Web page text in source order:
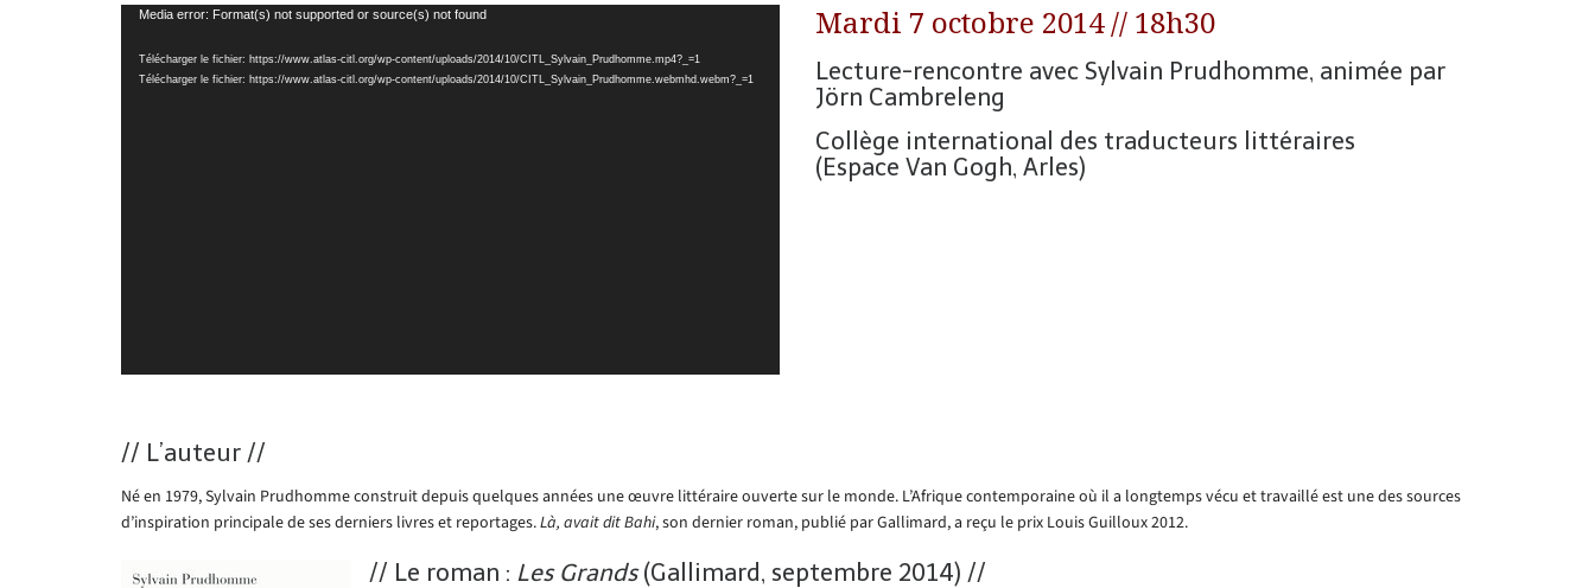
Lecteur
Media error: Format(s) not supported or source(s) not found
Télécharger le fichier: https://www.atlas-citl.org/wp-content/uploads/2014/10/CITL_Sylvain_Prudhomme.mp4?_=1
Télécharger le fichier: https://www.atlas-citl.org/wp-content/uploads/2014/10/CITL_Sylvain_Prudhomme.webmhd.webm?_=1
Mardi 7 octobre 2014 // 18h30
Lecture-rencontre avec Sylvain Prudhomme, animée par
Jörn Cambreleng
Collège international des traducteurs littéraires
(Espace Van Gogh, Arles)
// L’auteur //
Né en 1979, Sylvain Prudhomme construit depuis quelques années une œuvre littéraire ouverte sur le monde. L’Afrique contemporaine où il a longtemps vécu et travaillé est une des sources
d’inspiration principale de ses derniers livres et reportages.Là, avait dit Bahi, son dernier roman, publié par Gallimard, a reçu le prix Louis Guilloux 2012.
// Le roman : Les Grands(Gallimard, septembre 2014) //